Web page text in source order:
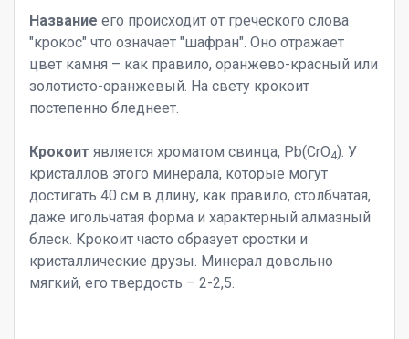
Название его происходит от греческого слова
"крокос" что означает "шафран". Оно отражает
цвет камня – как правило, оранжево-красный или
золотисто-оранжевый. На свету крокоит
постепенно бледнеет.
Крокоит является хроматом свинца, Pb(CrO4). У
кристаллов этого минерала, которые могут
достигать 40 см в длину, как правило, столбчатая,
даже игольчатая форма и характерный алмазный
блеск. Крокоит часто образует сростки и
кристаллические друзы. Минерал довольно
мягкий, его твердость – 2-2,5.